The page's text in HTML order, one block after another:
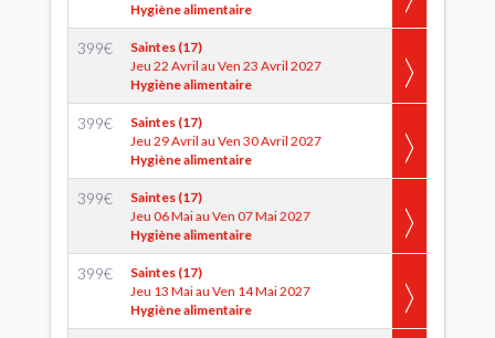
Hygiène alimentaire
399€
Saintes (17)
Jeu 22 Avril au Ven 23 Avril 2027
Hygiène alimentaire
399€
Saintes (17)
Jeu 29 Avril au Ven 30 Avril 2027
Hygiène alimentaire
399€
Saintes (17)
Jeu 06 Mai au Ven 07 Mai 2027
Hygiène alimentaire
399€
Saintes (17)
Jeu 13 Mai au Ven 14 Mai 2027
Hygiène alimentaire